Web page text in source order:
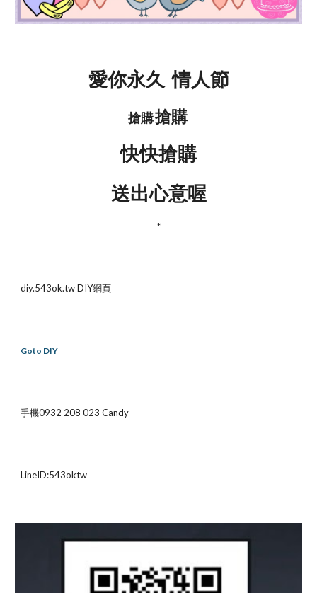
愛你永久 情人節
搶購搶購
快快搶購
送出心意喔
*
diy.543ok.tw DIY網頁
Goto DIY
手機0932 208 023 Candy
LineID:543oktw